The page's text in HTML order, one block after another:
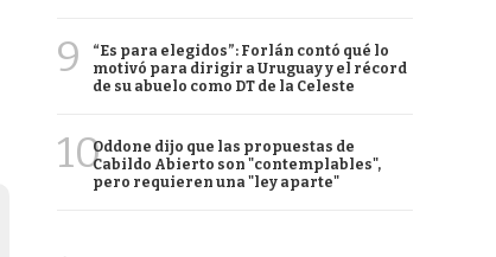
9
“Es para elegidos”: Forlán contó qué lo
motivó para dirigir a Uruguay y el récord
de su abuelo como DT de la Celeste
10Oddone dijo que las propuestas de
Cabildo Abierto son "contemplables",
pero requieren una "ley aparte"